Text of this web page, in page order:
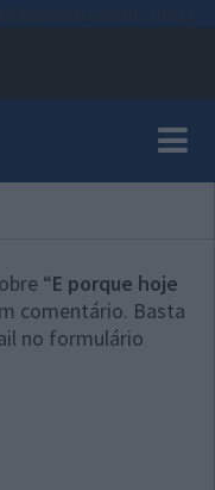
“E porque hoje
comentário. Basta
no formulário